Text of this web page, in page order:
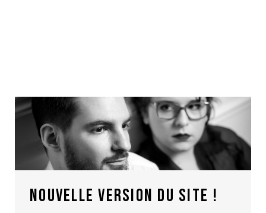
NOUVELLE VERSION DU SITE !